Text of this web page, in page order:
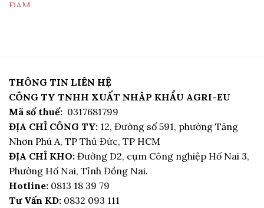
THÔNG TIN LIÊN HỆ
CÔNG TY TNHH XUẤT NHÂP KHẨU AGRI-EU
Mã số thuế: 0317681799
ĐỊA CHỈ CÔNG TY: 12, Đường số 591, phường Tăng
Nhơn Phú A, TP Thủ Đức, TP HCM
ĐỊA CHỈ KHO: Đường D2, cụm Công nghiệp Hố Nai 3,
Phường Hố Nai, Tỉnh Đồng Nai.
Hotline: 0813 18 39 79
Tư Vấn KD: 0832 093 111